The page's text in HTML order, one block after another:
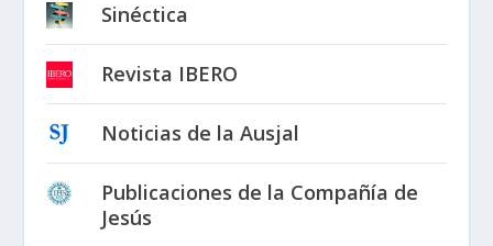
Sinéctica
Revista IBERO
Noticias de la Ausjal
Publicaciones de la Compañía de
Jesús